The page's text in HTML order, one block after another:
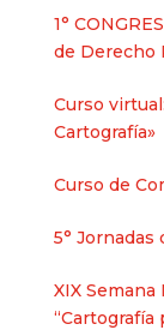
1°
de Derecho
Curso
Cartografía»
Curso de
5° Jornadas
XIX Semana
“Cartografía